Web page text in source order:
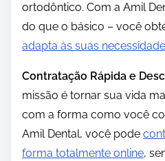
ortodôntico. Com a Amil
do que o básico – você
adapta às suas
Contratação Rápida e
missão é tornar sua vida
com a forma como você
Amil Dental, você pode
forma totalmente online,